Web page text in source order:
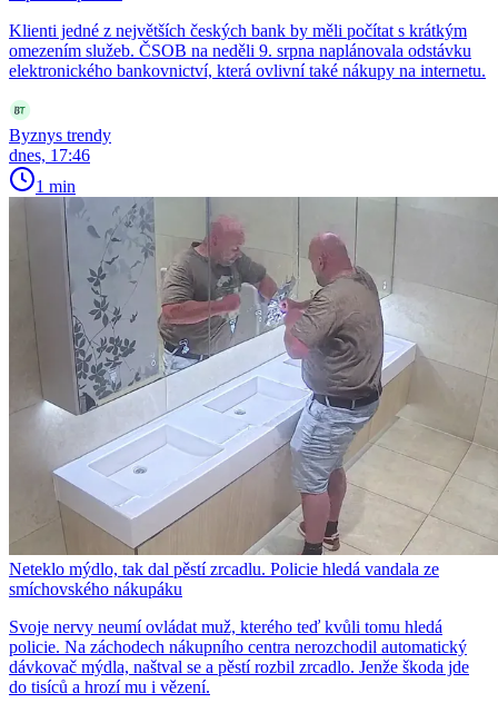
Klienti jedné z největších českých bank by měli počítat s krátkým
omezením služeb. ČSOB na neděli 9. srpna naplánovala odstávku
elektronického bankovnictví, která ovlivní také nákupy na internetu.
Byznys trendy
dnes, 17:46
1 min
Neteklo mýdlo, tak dal pěstí zrcadlu. Policie hledá vandala ze
smíchovského nákupáku
Svoje nervy neumí ovládat muž, kterého teď kvůli tomu hledá
policie. Na záchodech nákupního centra nerozchodil automatický
dávkovač mýdla, naštval se a pěstí rozbil zrcadlo. Jenže škoda jde
do tisíců a hrozí mu i vězení.